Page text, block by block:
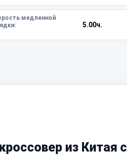
медленной
5.00ч.
из Китая с